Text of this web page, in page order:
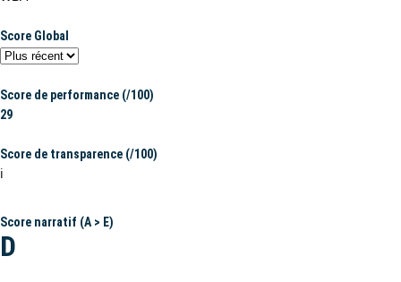
Score Global
Score de performance (/100)
29
Score de transparence (/100)
ℹ️
Score narratif (A > E)
D